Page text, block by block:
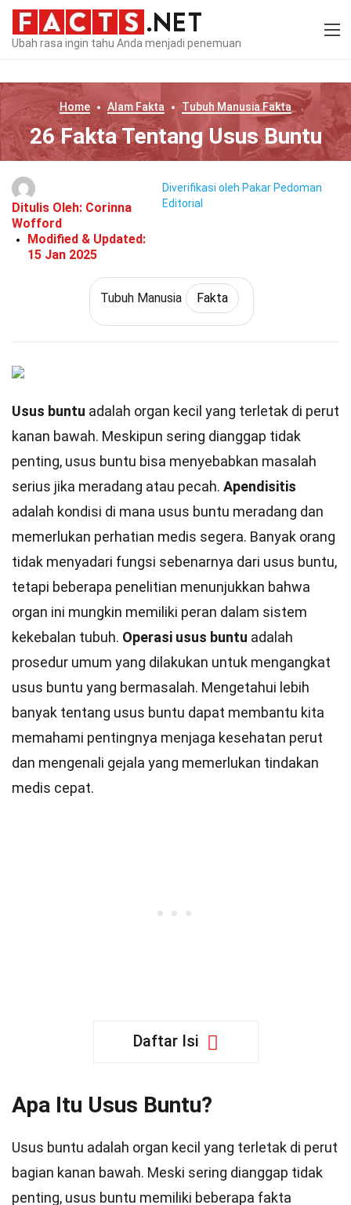
Ubah rasa ingin tahu Anda menjadi penemuan
Home Alam Fakta Tubuh ManusiaFakta
26 Fakta Tentang Usus Buntu
Ditulis Oleh: Corinna
Wofford
Modified & Updated:
15 Jan 2025
Diverifikasi oleh Pakar Pedoman
Editorial
Tubuh Manusia Fakta
Usus buntu adalah organ kecil yang terletak di perut
kanan bawah. Meskipun sering dianggap tidak
penting, usus buntu bisa menyebabkan masalah
serius jika meradang atau pecah. Apendisitis
adalah kondisi di mana usus buntu meradang dan
memerlukan perhatian medis segera. Banyak orang
tidak menyadari fungsi sebenarnya dari usus buntu,
tetapi beberapa penelitian menunjukkan bahwa
organ ini mungkin memiliki peran dalam sistem
kekebalan tubuh. Operasi usus buntu adalah
prosedur umum yang dilakukan untuk mengangkat
usus buntu yang bermasalah. Mengetahui lebih
banyak tentang usus buntu dapat membantu kita
memahami pentingnya menjaga kesehatan perut
dan mengenali gejala yang memerlukan tindakan
medis cepat.
Daftar Isi
Apa Itu Usus Buntu?
Usus buntu adalah organ kecil yang terletak di perut
bagian kanan bawah. Meski sering dianggap tidak
penting, usus buntu memiliki beberapa fakta